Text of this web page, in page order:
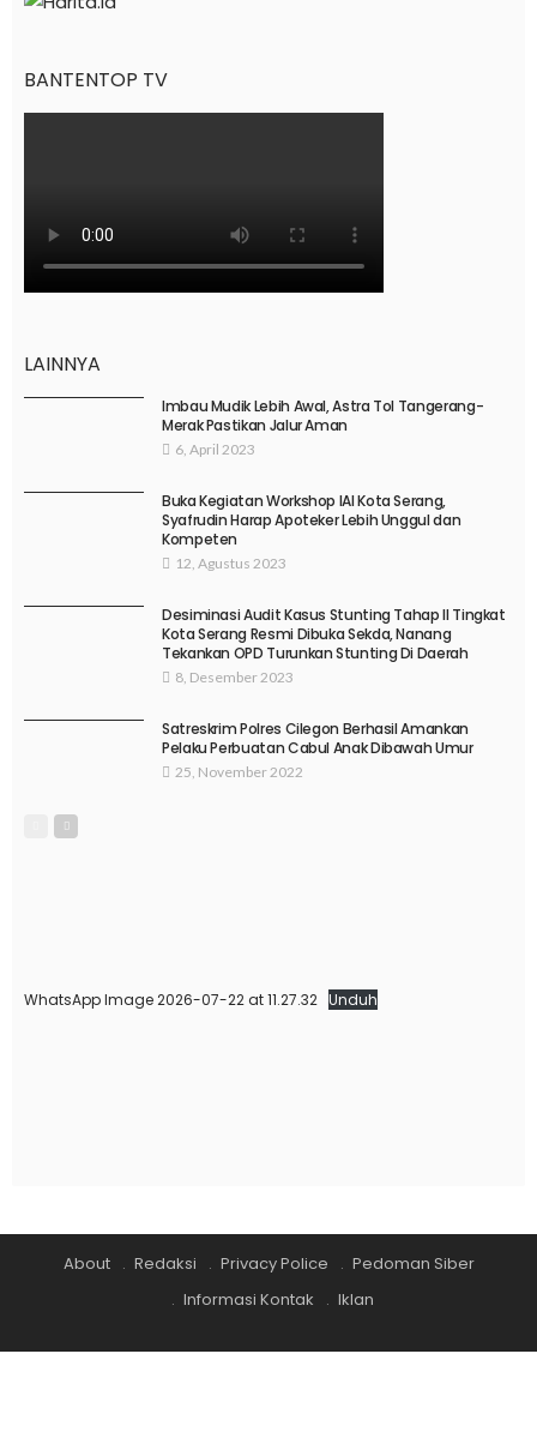
BANTENTOP TV
LAINNYA
Imbau Mudik Lebih Awal, Astra Tol Tangerang-
Merak Pastikan Jalur Aman
6, April 2023
Buka Kegiatan Workshop IAI Kota Serang,
Syafrudin Harap Apoteker Lebih Unggul dan
Kompeten
12, Agustus 2023
Desiminasi Audit Kasus Stunting Tahap II Tingkat
Kota Serang Resmi Dibuka Sekda, Nanang
Tekankan OPD Turunkan Stunting Di Daerah
8, Desember 2023
Satreskrim Polres Cilegon Berhasil Amankan
Pelaku Perbuatan Cabul Anak Dibawah Umur
25, November 2022
WhatsApp Image 2026-07-22 at 11.27.32 Unduh
About Redaksi Privacy Police
Pedoman Siber
Informasi Kontak
Iklan